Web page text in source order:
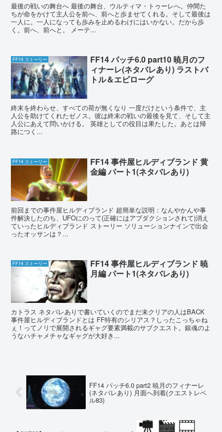
最後の戦いの舞台へ 最後の舞台、ウルティマ・トゥーレへ。仲間た
ちが命をかけて主人公を前へ、前へと歩ませてくれる。そして最後は
一人に。一人になっても歩みを止めるわけにはいかない。だから歩
く。前へ、前へと。 メーテ...
FF14 ストーリー
FF14 パッチ6.0 part10 暁月のフ
ィナーレ(ネタバレあり) ラストバ
トル＆エピローグ
終末を終わらせ、すべての荷が無くなり 一度だけという条件で、主
人公を助けてくれたゼノス。彼は終末の戦いの最後を見て、そして主
人公にあえて問いかける。 英雄としての役目は果たした。あとは帰
路につく...
FF14 ストーリー
FF14 事件屋ヒルディブランド 黄
金編 パート1(ネタバレあり)
前回までの事件屋ヒルディブランド 超簡単な説明：なんやかんや事
件解決したのち、UFOにのって(正確にはアブダクションされて)消え
ていったヒルディブランド ストーリー ソリューションナインで出会
ったオッサンは？...
FF14 ストーリー
FF14 事件屋ヒルディブランド 暁
月編 パート1(ネタバレあり)
カトラス ネタバレありで書いていくのでまだ未クリアの人はBACK
事件屋ヒルディブランドとは FF特有のシリアス？しったこっちゃね
ぇ！ってノリで展開されるギャグ要素満載のサブクエスト。銀魂のよ
うなハチャメチャなギャグが大好き...
FF14 パッチ6.0 part2 暁月のフィナーレ
(ネタバレあり) 月面へ到着(クエストレベ
ル83)